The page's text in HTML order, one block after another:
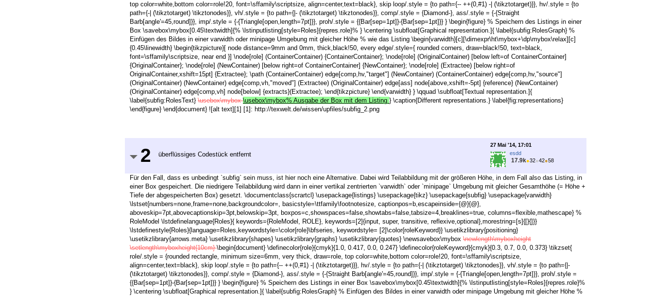
top color=white,bottom color=role!20, font=\sffamily\scriptsize, align=center,text=black}, skip loop/.style = {to path={-- ++(0,#1) -| (\tikztotarget)}}, hv/.style = {to
path={-| (\tikztotarget) \tikztonodes}}, vh/.style = {to path={|- (\tikztotarget) \tikztonodes}}, comp/.style = {Diamond-}, ass/.style = {-{Straight
Barb[angle'=45,round]}}, imp/.style = {-{Triangle[open,length=7pt]}}, proh/.style = {{Bar[sep=1pt]}-{Bar[sep=1pt]}} } \begin{figure} % Speichern des Listings in einer
Box \savebox\mybox[0.45\textwidth]{% \lstinputlisting[style=Roles]{repres.role}% } \centering \subfloat[Graphical representation.]{ \label{subfig:RolesGraph} %
Einfügen des Bildes in einer varwidth oder minipage Umgebung mit gleicher Höhe % wie das Listing \begin{varwidth}[c][\dimexpr\ht\mybox+\dp\mybox\relax][c]
{0.45\linewidth} \begin{tikzpicture}[ node distance=9mm and 0mm, thick,black!50, every edge/.style={ rounded corners, draw=black!50, text=black,
font=\sffamily\scriptsize, near end }] \node[role] (ContainerContainer) {ContainerContainer}; \node[role] (OriginalContainer) [below left=of ContainerContainer]
{OriginalContainer}; \node[role] (NewContainer) [below right=of ContainerContainer] {NewContainer}; \node[role] (Extractee) [below right=of
OriginalContainer,xshift=15pt] {Extractee}; \path (ContainerContainer) edge[comp,hv,"target"] (NewContainer) (ContainerContainer) edge[comp,hv,"source"]
(OriginalContainer) (NewContainer) edge[comp,vh,"moved"] (Extractee) (OriginalContainer) edge[ass] node[above,xshift=-5pt] {reference} (NewContainer)
(OriginalContainer) edge[comp,vh] node[below] {extracts}(Extractee); \end{tikzpicture} \end{varwidth} } \qquad \subfloat[Textual representation.]{
\label{subfig:RolesText} \usebox\mybox\usebox\mybox% Ausgabe der Box mit dem Listing } \caption{Different representations.} \label{fig:representations}
\end{figure} \end{document} ![alt text][1] [1]: http://texwelt.de/wissen/upfiles/subfig_2.png
2 überflüssiges Codestück entfernt
27 Mai '14, 17:01
esdd
17.9k●32●42●58
Für den Fall, dass es unbedingt `subfig` sein muss, ist hier noch eine Alternative. Dabei wird Teilabbildung mit der größeren Höhe, in dem Fall also das Listing, in
einer Box gespeichert. Die niedrigere Teilabbildung wird dann in einer vertikal zentrierten `varwidth` oder `minipage` Umgebung mit gleicher Gesamthöhe (= Höhe +
Tiefe der abgespeicherten Box) gesetzt. \documentclass{scrartcl} \usepackage{listings} \usepackage{tikz} \usepackage{subfig} \usepackage{varwidth}
\lstset{numbers=none,frame=none,backgroundcolor=, basicstyle=\ttfamily\footnotesize, captionpos=b,escapeinside={@}{@},
aboveskip=7pt,abovecaptionskip=3pt,belowskip=3pt, boxpos=c,showspaces=false,showtabs=false,tabsize=4,breaklines=true, columns=flexible,mathescape} %
RoleModel \lstdefinelanguage{Roles}{ keywords={RoleModel, ROLE}, keywords=[2]{input, super, transitive, reflexive,optional},morestring=[s]{[}{]}}
\lstdefinestyle{Roles}{language=Roles,keywordstyle=\color{role}\bfseries, keywordstyle= [2]\color{roleKeyword}} \usetikzlibrary{positioning}
\usetikzlibrary{arrows.meta} \usetikzlibrary{shapes} \usetikzlibrary{graphs} \usetikzlibrary{quotes} \newsavebox\mybox \newlength\myboxheight
\setlength\myboxheight{10cm}\begin{document} \definecolor{role}{cmyk}{1.0, 0.417, 0.0, 0.247} \definecolor{roleKeyword}{cmyk}{0.3, 0.7, 0.0, 0.373} \tikzset{
role/.style = {rounded rectangle, minimum size=6mm, very thick, draw=role, top color=white,bottom color=role!20, font=\sffamily\scriptsize,
align=center,text=black}, skip loop/.style = {to path={-- ++(0,#1) -| (\tikztotarget)}}, hv/.style = {to path={-| (\tikztotarget) \tikztonodes}}, vh/.style = {to path={|-
(\tikztotarget) \tikztonodes}}, comp/.style = {Diamond-}, ass/.style = {-{Straight Barb[angle'=45,round]}}, imp/.style = {-{Triangle[open,length=7pt]}}, proh/.style =
{{Bar[sep=1pt]}-{Bar[sep=1pt]}} } \begin{figure} % Speichern des Listings in einer Box \savebox\mybox[0.45\textwidth]{% \lstinputlisting[style=Roles]{repres.role}%
} \centering \subfloat[Graphical representation.]{ \label{subfig:RolesGraph} % Einfügen des Bildes in einer varwidth oder minipage Umgebung mit gleicher Höhe %